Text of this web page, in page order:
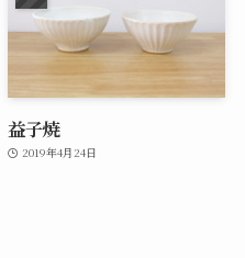
益子焼
2019年4月24日